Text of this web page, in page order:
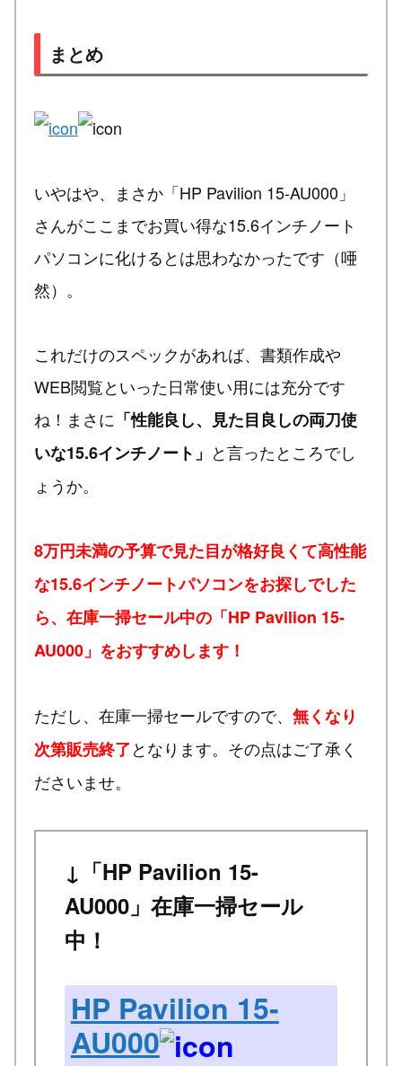
まとめ
いやはや、まさか「HP Pavilion 15-AU000」
さんがここまでお買い得な15.6インチノート
パソコンに化けるとは思わなかったです（唖
然）。
これだけのスペックがあれば、書類作成や
WEB閲覧といった日常使い用には充分です
ね！まさに 「性能良し、見た目良しの両刀使
いな15.6インチノート」 と言ったところでし
ょうか。
8万円未満の予算で見た目が格好良くて高性能
な15.6インチノートパソコンをお探しでした
ら、在庫一掃セール中の「HP Pavilion 15-
AU000」をおすすめします！
ただし、在庫一掃セールですので、 無くなり
次第販売終了となります。その点はご了承く
ださいませ。
↓「HP Pavilion 15-
AU000」在庫一掃セール
中！
HP Pavilion 15-
AU000